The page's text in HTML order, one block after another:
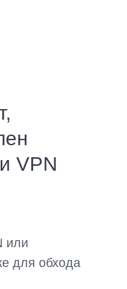
VPN
или
для обхода